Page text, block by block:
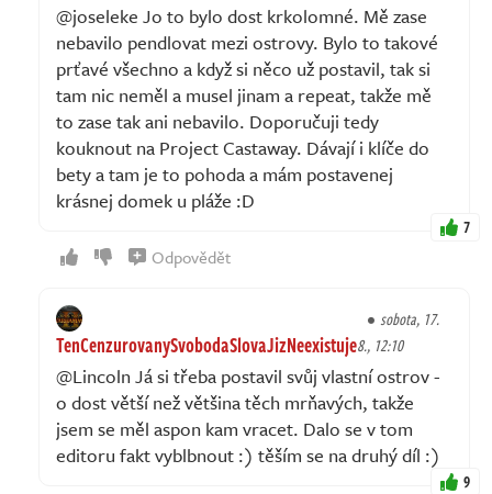
@joseleke Jo to bylo dost krkolomné. Mě zase
nebavilo pendlovat mezi ostrovy. Bylo to takové
prťavé všechno a když si něco už postavil, tak si
tam nic neměl a musel jinam a repeat, takže mě
to zase tak ani nebavilo. Doporučuji tedy
kouknout na Project Castaway. Dávají i klíče do
bety a tam je to pohoda a mám postavenej
krásnej domek u pláže :D
7
Odpovědět
TenCenzurovanySvobodaSlovaJizNeexistuje
sobota, 17.
8., 12:10
@Lincoln Já si třeba postavil svůj vlastní ostrov -
o dost větší než většina těch mrňavých, takže
jsem se měl aspon kam vracet. Dalo se v tom
editoru fakt vyblbnout :) těším se na druhý díl :)
9